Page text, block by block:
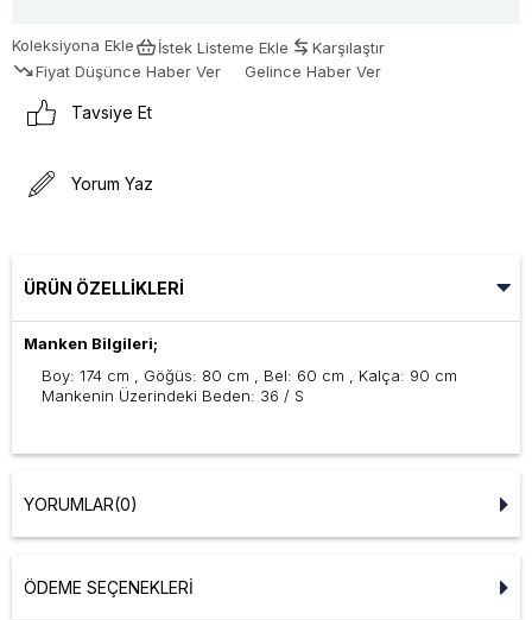
Koleksiyona Ekle İstek Listeme Ekle
Karşılaştır
Fiyat Düşünce Haber Ver
Gelince Haber Ver
Tavsiye Et
Yorum Yaz
ÜRÜN ÖZELLIKLERI
Manken Bilgileri;
Boy: 174 cm , Göğüs: 80 cm , Bel: 60 cm , Kalça: 90 cm
Mankenin Üzerindeki Beden: 36 / S
YORUMLAR(0)
ÖDEME SEÇENEKLERI